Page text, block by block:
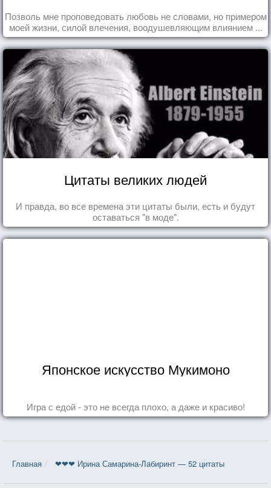
Позволь мне проповедовать любовь не словами, но примером
моей жизни, силой влечения, воодушевляющим влиянием ...
Цитаты великих людей
И правда, во все времена эти цитаты были, есть и будут
оставаться "в моде".
Японское искусство Мукимоно
Игра с едой - это не всегда плохо, а даже и красиво!
Главная ❤❤❤ Ирина Самарина-Лабиринт — 52 цитаты